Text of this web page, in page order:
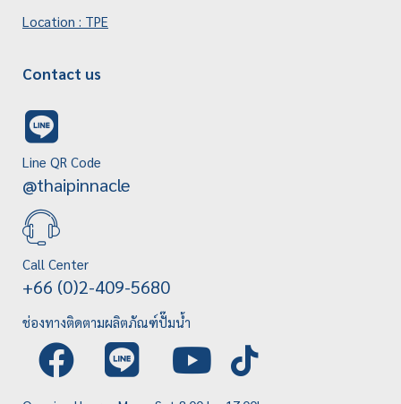
Location : TPE
Contact us
Line QR Code
@thaipinnacle
Call Center
+66 (0)2-409-5680
ช่องทางติดตามผลิตภัณฑ์ปั๊มน้ำ